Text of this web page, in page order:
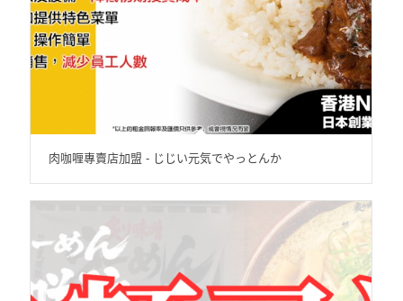
肉咖喱專賣店加盟 - じじい元気でやっとんか